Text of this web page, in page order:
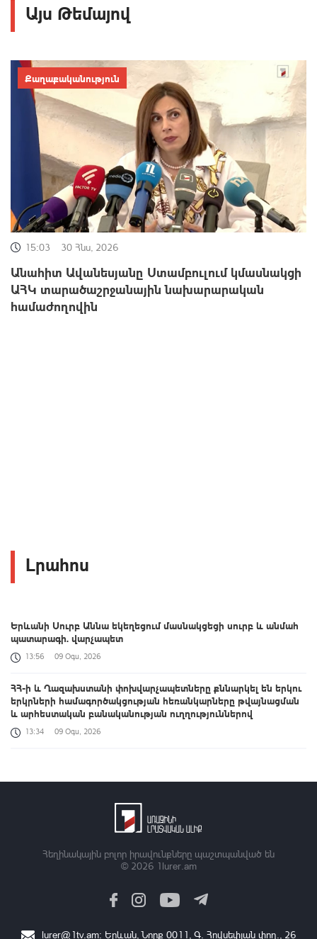
Այս Թեմայով
15:03 30 Հնս, 2026
Անահիտ Ավանեսյանը Ստամբուլում կմասնակցի
ԱՀԿ տարածաշրջանային նախարարական
համաժողովին
Քաղաքականություն
Լրահոս
Երևանի Սուրբ Աննա եկեղեցում մասնակցեցի սուրբ և անմահ
պատարագի. վարչապետ
13:56 09 Օգս, 2026
ՀՀ-ի և Ղազախստանի փոխվարչապետները քննարկել են երկու
երկրների համագործակցության հեռանկարները թվայնացման
և արհեստական բանականության ուղղություններով
13:34 09 Օգս, 2026
Արգամ Աբրահամյանը կալանավորվել է. ՔԿ
Հեղինակային բոլոր իրավունքները պաշտպանված են
© 2026 1lurer.am
lurer@1tv.am։ Երևան, Նորք 0011, Գ․ Հովսեփյան փող., 26